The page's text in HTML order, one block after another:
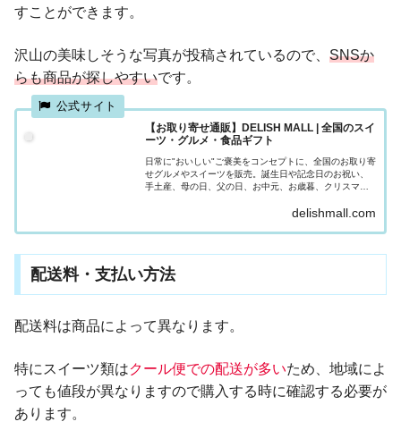
すことができます。
沢山の美味しそうな写真が投稿されているので、 SNSか
らも商品が探しやすいです。
【お取り寄せ通販】DELISH MALL | 全国のスイ
ーツ・グルメ・食品ギフト
日常に"おいしい"ご褒美をコンセプトに、全国のお取り寄
せグルメやスイーツを販売。誕生日や記念日のお祝い、
手土産、母の日、父の日、お中元、お歳暮、クリスマ
やギフトシーンでご利用いただけます。delishmall.com
配送料・支払い方法
配送料は商品によって異なります。
特にスイーツ類はクール便での配送が多いため、地域によ
っても値段が異なりますので購入する時に確認する必要が
あります。